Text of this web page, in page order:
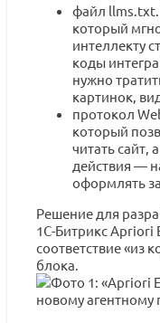
файл llms.txt.
который
интеллекту
коды
нужно
картинок,
протокол
который
читать сайт,
действия —
оформлять
Решение для
1С-Битрикс Apriori
соответствие «из
блока.